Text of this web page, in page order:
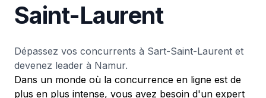
Saint-Laurent
Dépassez vos concurrents à Sart-Saint-Laurent et
devenez leader à Namur.
Dans un monde où la concurrence en ligne est de
plus en plus intense, vous avez besoin d'un expert